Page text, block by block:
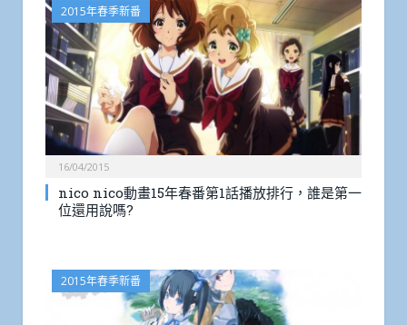
2015年春季新番
16/04/2015
nico nico動畫15年春番第1話播放排行，誰是第一
位還用說嗎?
2015年春季新番